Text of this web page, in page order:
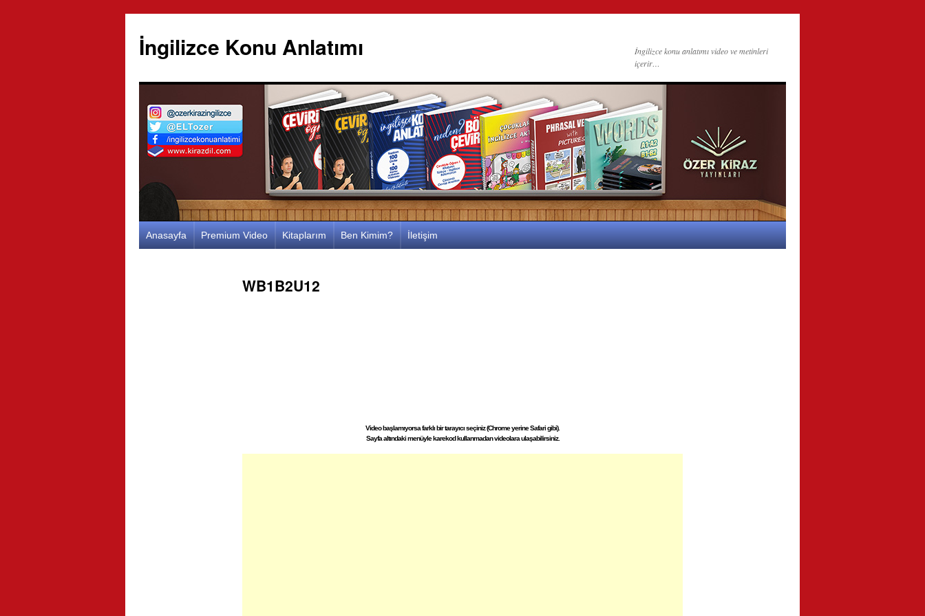
İngilizce Konu Anlatımı
İngilizce konu anlatımı video ve metinleri
içerir…
İçeriğe
Anasayfa Premium Video Kitaplarım Ben Kimim? İletişim
WB1B2U12
Video başlamıyorsa farklı bir tarayıcı seçiniz (Chrome yerine Safari gibi).
Sayfa altındaki menüyle karekod kullanmadan videolara ulaşabilirsiniz.